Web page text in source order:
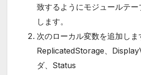
致するようにモジュールテ
します。
次のローカル変数を追加しま
ReplicatedStorage、
ダ、Status